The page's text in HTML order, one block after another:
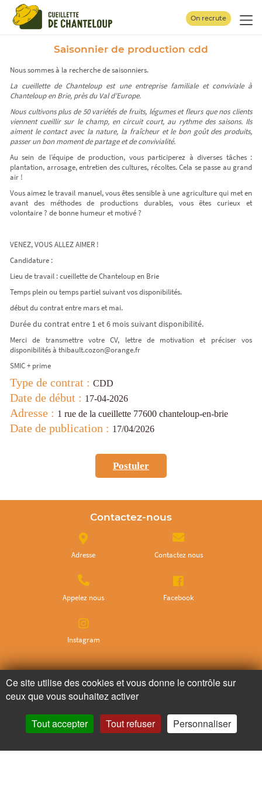
On recrute
Saisonnier de production cdd
Nous sommes à la recherche de saisonniers.
La cueillette de Chanteloup est une entreprise familiale et conviviale à
Chanteloup en Brie, près du Val d’Europe.
Nous cultivons plus de 50 variétés de fruits, légumes et fleurs que nos clients
viennent cueillir sur le champ, en circuit court, au rythme des saisons. Ils
aiment le contact avec la nature, la fraîcheur et le bon goût des produits,
passer un bon moment de partage et de convivialité.
Au sein de l’équipe de production, vous participerez à diverses tâches :
plantation, arrosage, entretien des cultures, récoltes. Cela se passe au grand
air !
Vous aimez le travail manuel, vous êtes sensible à une agriculture qui met en
avant des méthodes de productions durables, vous êtes curieux et
volontaire ? de bonne humeur et motivé ?
VENEZ, VOUS ALLEZ AIMER !
Candidature :
Lieu de travail : cueillette de Chanteloup en Brie
Temps plein ou temps partiel suivant vos disponibilités.
début du contrat entre mars et mai.
Durée du contrat entre 1 et 6 mois suivant disponibilité.
Merci de transmettre votre CV, lettre de motivation et préciser vos
disponibilités à thibault.cozon@orange.fr
SMIC + prime
Type de contrat : CDD
Date de début : 17-04-2026
Adresse : 1 rue de la cueillette 77600 chanteloup-en-brie
Date de publication : 17/04/2026
Postuler
Contactez-nous
Adresse Contactez nous
Appelez nous Facebook
Instagram
Ne ratez plus rien,
Abonnez-vous à notre newsletter
Je m’inscris
Panneau de gestion des cookies
Ce site utilise des cookies et vous donne le contrôle sur
ceux que vous souhaitez activer
Tout accepter Tout refuser Personnaliser